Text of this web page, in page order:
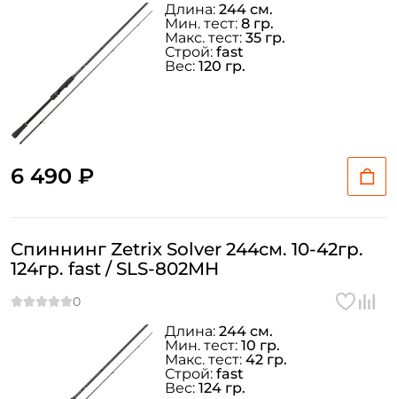
6 490 ₽
Длина: 244 см.
Мин. тест: 8 гр.
Макс. тест: 35 гр.
Строй: fast
Вес: 120 гр.
Спиннинг Zetrix Solver 244см. 10-42гр.
124гр. fast / SLS-802MH
Длина: 244 см.
Мин. тест: 10 гр.
Макс. тест: 42 гр.
Строй: fast
Вес: 124 гр.
Email: *
Номер телефона: *
Придумайте пароль: *